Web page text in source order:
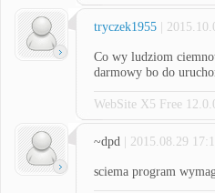
tryczek1955 |
Co wy ludziom
darmowy bo do
WebSite X5 Free
~dpd | 2015.08.29
sciema program